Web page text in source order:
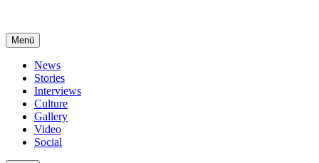
Menü
News
Stories
Interviews
Culture
Gallery
Video
Social